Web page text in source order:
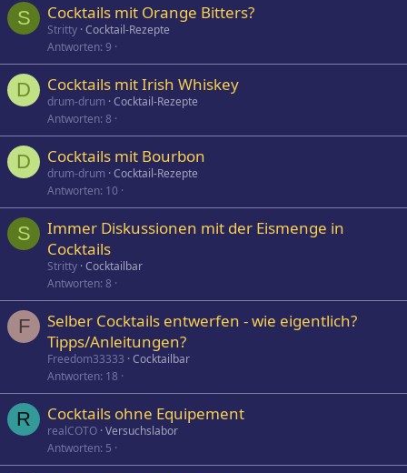
S Cocktails mit Orange Bitters?
Stritty Cocktail-Rezepte
Antworten 9
D Cocktails mit Irish Whiskey
drum-drum Cocktail-Rezepte
Antworten 8
D Cocktails mit Bourbon
drum-drum Cocktail-Rezepte
Antworten 10
S
Immer Diskussionen mit der Eismenge in
Cocktails
Stritty Cocktailbar
Antworten 8
F
Selber Cocktails entwerfen - wie eigentlich?
Tipps/Anleitungen?
Freedom33333 Cocktailbar
Antworten 18
R Cocktails ohne Equipement
realCOTO Versuchslabor
Antworten 5